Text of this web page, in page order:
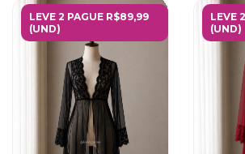
LEVE 2 PAGUE R$89,99
(UND)
LEVE
(UND)